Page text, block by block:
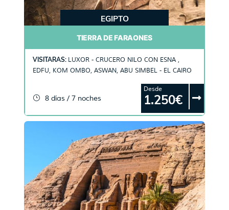
EGIPTO
TIERRA DE FARAONES
VISITARAS: LUXOR - CRUCERO NILO CON ESNA ,
EDFU, KOM OMBO, ASWAN, ABU SIMBEL - EL CAIRO
8 días / 7 noches
Desde
1.250€